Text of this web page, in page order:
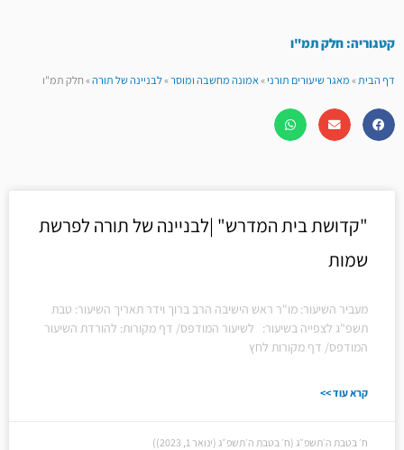
קטגוריה: חלק תמ"ו
דף הבית»מאגר שיעורים תורני»אמונה מחשבה ומוסר»לבניינה של תורה»חלק תמ"ו
"קדושת בית המדרש" |לבניינה של תורה לפרשת
שמות
מעביר השיעור: מו"ר ראש הישיבה הרב ברוך וידר תאריך השיעור: טבת
תשפ"ג לצפייה בשיעור: לשיעור המודפס/ דף מקורות: להורדת השיעור
המודפס/ דף מקורות לחץ
קרא עוד >>
ח׳ בטבת ה׳תשפ״ג (ח׳ בטבת ה׳תשפ״ג (ינואר 1, 2023))